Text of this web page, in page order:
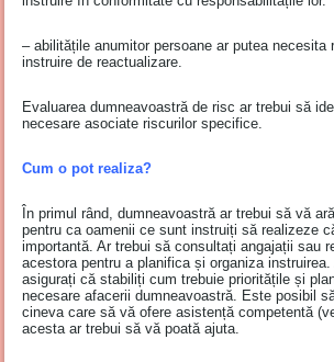
– abilitățile anumitor persoane ar putea necesita
instruire de reactualizare.
Evaluarea dumneavoastră de risc ar trebui să
necesare asociate riscurilor specifice.
Cum o pot realiza?
În primul rând, dumneavoastră ar trebui să vă
pentru ca oamenii ce sunt instruiți să realizeze
importantă. Ar trebui să consultați angajații sau
acestora pentru a planifica și organiza
asigurați că stabiliți cum trebuie prioritățile și
necesare afacerii dumneavoastră. Este posibil
cineva care să vă ofere asistență competentă
acesta ar trebui să vă poată ajuta.